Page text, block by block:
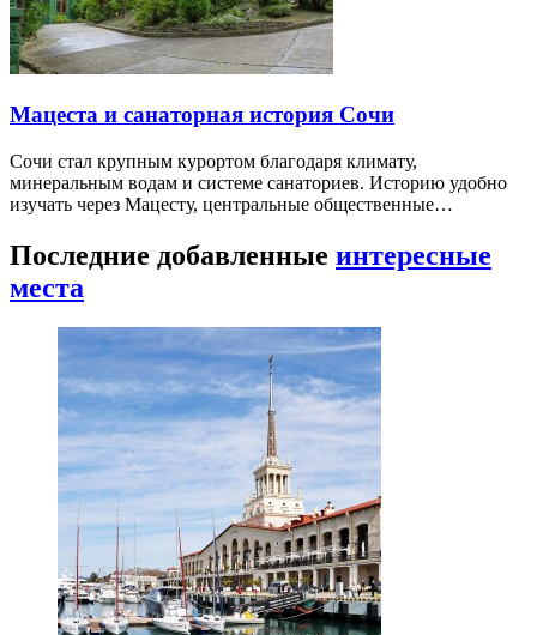
Мацеста и санаторная история Сочи
Сочи стал крупным курортом благодаря климату,
минеральным водам и системе санаториев. Историю удобно
изучать через Мацесту, центральные общественные…
Последние добавленные интересные
места